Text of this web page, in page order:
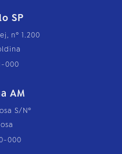
SP
nº 1.200
000
AM
S/Nº
000